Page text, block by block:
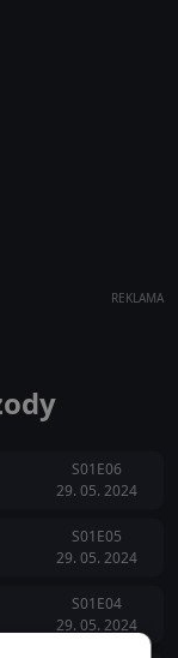
REKLAMA
S01E06
29. 05. 2024
S01E05
29. 05. 2024
S01E04
29. 05. 2024